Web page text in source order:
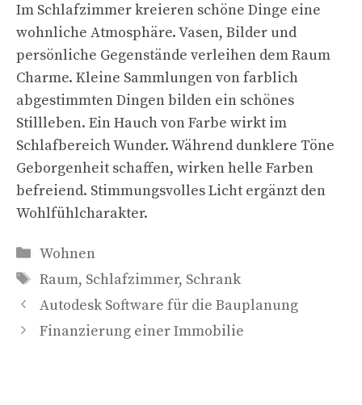
Im Schlafzimmer kreieren schöne Dinge eine
wohnliche Atmosphäre. Vasen, Bilder und
persönliche Gegenstände verleihen dem Raum
Charme. Kleine Sammlungen von farblich
abgestimmten Dingen bilden ein schönes
Stillleben. Ein Hauch von Farbe wirkt im
Schlafbereich Wunder. Während dunklere Töne
Geborgenheit schaffen, wirken helle Farben
befreiend. Stimmungsvolles Licht ergänzt den
Wohlfühlcharakter.
Kategorien
Wohnen
Schlagwörter
Raum, Schlafzimmer, Schrank
Autodesk Software für die Bauplanung
Finanzierung einer Immobilie